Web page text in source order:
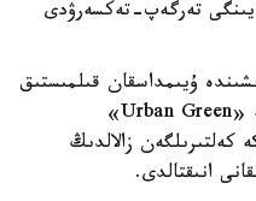
تەرگەپ-تەكسەرۋدى
كومپانيانىڭ ىشىندە ۇيىمداسقان قىلمىستىق
توپقا قاتىسى بار «Metlink» جانە «Urban Green»
كەلتىرىلگەن زالالدىڭ